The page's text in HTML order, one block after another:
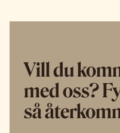
Vill du
med oss?
så